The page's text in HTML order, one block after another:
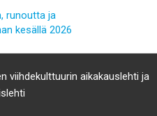
runoutta ja
kesällä 2026
viihdekulttuurin aikakauslehti ja